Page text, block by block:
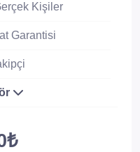
Kişiler
Garantisi